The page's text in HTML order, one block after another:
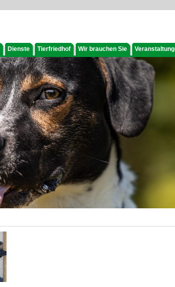
Dienste Tierfriedhof Wir brauchen Sie